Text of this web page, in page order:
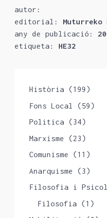
autor:
editorial: Muturreko
any de publicació:
etiqueta: HE32
Història (199)
Fons Local
(59)
Politica (34)
Marxisme (23)
Comunisme (11)
Anarquisme (3)
Filosofia i
Filosofia (1)